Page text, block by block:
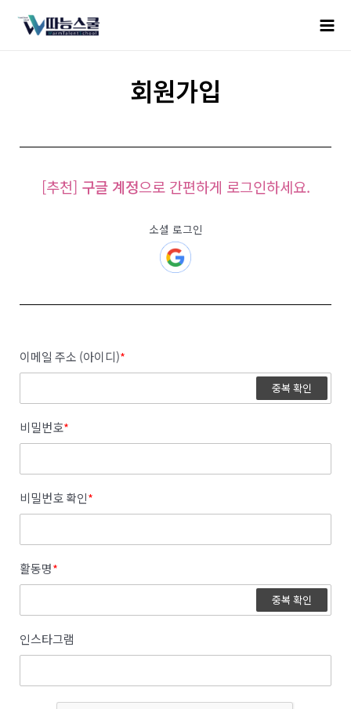
회원가입
[추천] 구글 계정으로 간편하게 로그인하세요.
소셜 로그인
이메일 주소 (아이디)*
중복 확인
비밀번호*
비밀번호 확인*
활동명*
중복 확인
인스타그램